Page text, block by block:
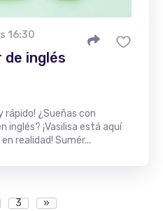
16:30
inglés
rápido! ¿Sueñas con
inglés? ¡Vasilisa está aquí
realidad! Sumér...
3 »